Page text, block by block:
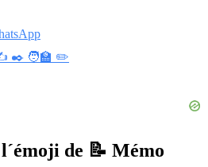
✍️ ✒️ 🧑‍🏫 ✏️
de 📝 Mémo